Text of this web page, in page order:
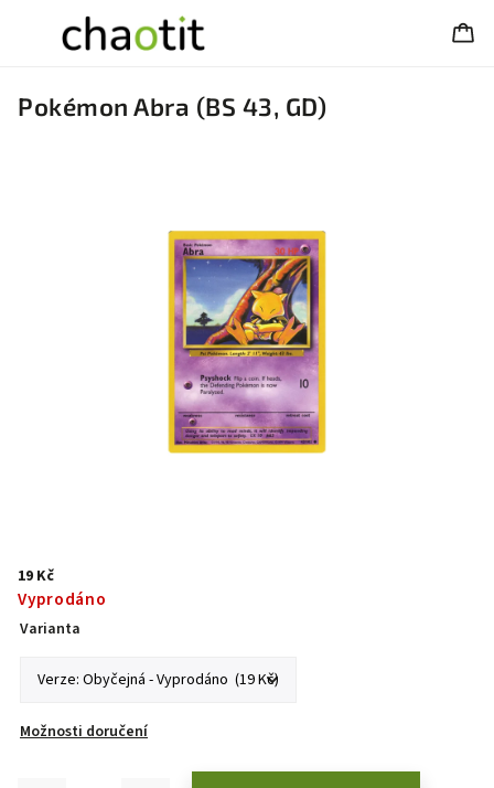
Pokémon Abra (BS 43, GD)
19 Kč
Vyprodáno
Varianta
Možnosti doručení